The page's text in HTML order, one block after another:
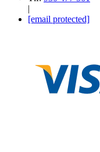
|
[email protected]